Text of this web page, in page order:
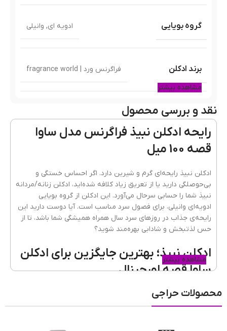
گروه بویایی ادویه ای, وانیلی
برند ادکلن فراگرنس ورد | fragrance world
مشابه ادکلن SAVA Gissah | ساوا قصه-گیساه
نوع عطر
کشور مبدا برند امارات
طبع رایحه شیرین
مشاهده بیشتر
نقد و بررسی محصول
رایحه ادکلن نبیذ فراگرنس مدل ساوا
قصه 100 میل
ادکلن نبیذ رایحه‌ای گرم و شیرین دارد. اگر احساس خستگی و
بی‌حوصلگی دارید یا از تعریق زیاد کلافه شده‌اید، ادکلن زنانه/مردانه
نبیذ شما را حسابی سرحال می‌آورد. این ادکلن از گروه بویایی
ادویه‌ای وانیلی، برای فصول سرد مناسب است. آیا دوست دارید این
رایحه‌ی جذاب در روزهای سرد سال همراه همیشگی شما باشد، تا از
حس لذتبخش و شادابی بهره‌مند شوید؟
ادکلن نبیذ؛ بهترین جایگزین برای ادکلن
ساوا قصه اورجینال
نبیذ اصل اماراتی از نظر نزدیکی به رایحه تا حدود 70 الی 80 درصد
حتی بیش از همتای اورجینال خود محبوبیت پیدا کرده است. اگر
مشاهده بیشتر
محصولات حراجی